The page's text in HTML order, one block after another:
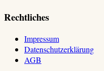
Rechtliches
Impressum
Datenschutzerklärung
AGB